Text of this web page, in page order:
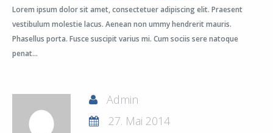
Lorem ipsum dolor sit amet, consectetuer adipiscing elit. Praesent
vestibulum molestie lacus. Aenean non ummy hendrerit mauris.
Phasellus porta. Fusce suscipit varius mi. Cum sociis sere natoque
penat...
Admin
27. Mai 2014